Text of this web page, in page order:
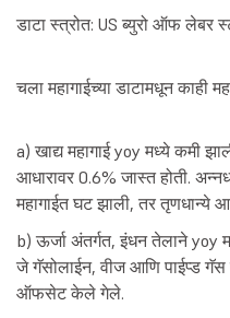
डाटा स्त्रोत: US ब्युरो ऑफ लेबर
चला महागाईच्या डाटामधून काही
a) खाद्य महागाई yoy मध्ये कमी
आधारावर 0.6% जास्त होती.
महागाईत घट झाली, तर तृणधान्ये
b) ऊर्जा अंतर्गत, इंधन तेलाने yoy
जे गॅसोलाईन, वीज आणि पाईप्ड गॅस
ऑफसेट केले गेले.